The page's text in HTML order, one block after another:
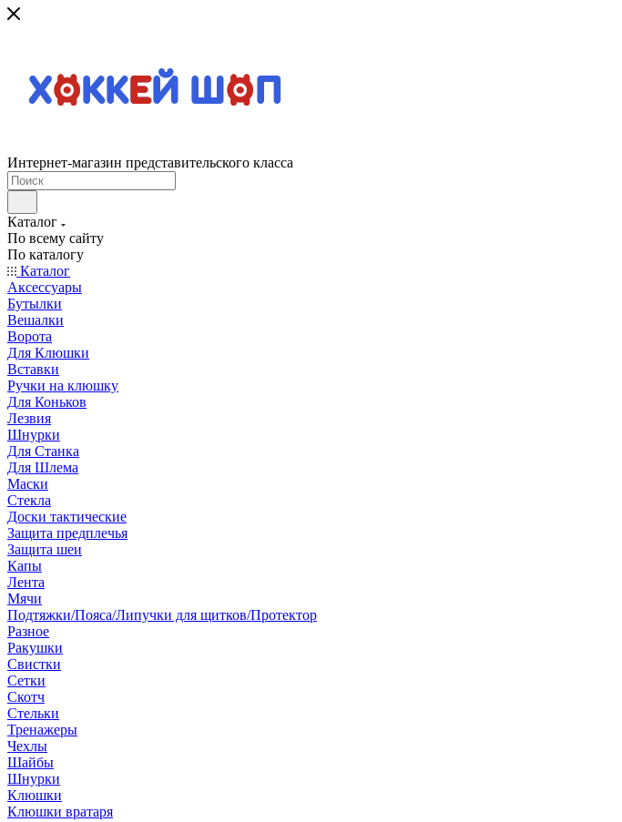
Интернет-магазин представительского класса
Каталог
По всему сайту
По каталогу
Каталог
Аксессуары
Бутылки
Вешалки
Ворота
Для Клюшки
Вставки
Ручки на клюшку
Для Коньков
Лезвия
Шнурки
Для Станка
Для Шлема
Маски
Стекла
Доски тактические
Защита предплечья
Защита шеи
Капы
Лента
Мячи
Подтяжки/Пояса/Липучки для щитков/Протектор
Разное
Ракушки
Свистки
Сетки
Скотч
Стельки
Тренажеры
Чехлы
Шайбы
Шнурки
Клюшки
Клюшки вратаря